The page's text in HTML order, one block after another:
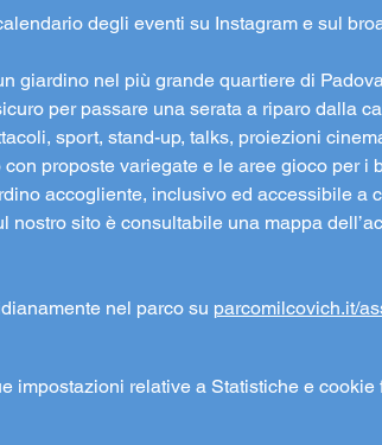
degli eventi su Instagram e sul
giardino nel più grande quartiere di
per passare una serata a riparo dalla
sport, stand-up, talks, proiezioni
proposte variegate e le aree gioco per i
accogliente, inclusivo ed accessibile a
nostro sito è consultabile una mappa
nel parco su parcomilcovich.it/
impostazioni relative a Statistiche e cookie